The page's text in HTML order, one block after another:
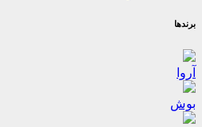
برندها
آروا
بوش